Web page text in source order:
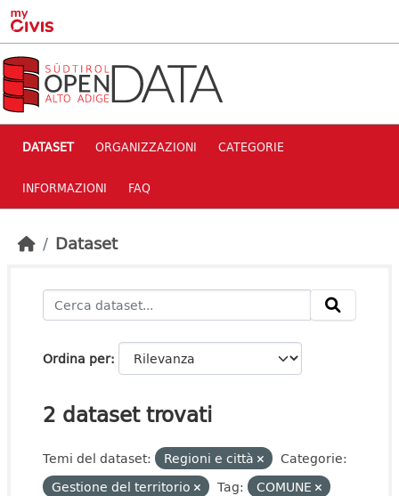
Skip to main content
DATASET ORGANIZZAZIONI CATEGORIE
INFORMAZIONI FAQ
Dataset
Ordina per
2 dataset trovati
Temi del dataset: Regioni e città
Categorie:
Gestione del territorio
Tag:
COMUNE